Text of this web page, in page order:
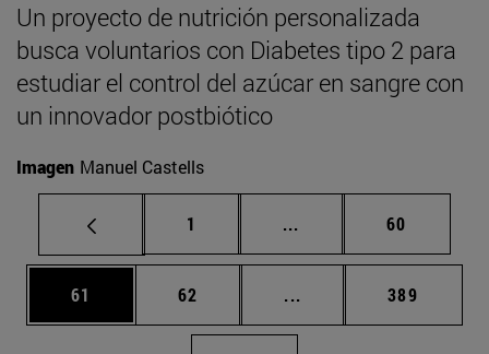
Un proyecto de nutrición personalizada
busca voluntarios con Diabetes tipo 2 para
estudiar el control del azúcar en sangre con
un innovador postbiótico
Imagen Manuel Castells
Página
1 ... Páginas intermedias
Página
60
Página
61 Página
62 ... Páginas intermedias
Página
389